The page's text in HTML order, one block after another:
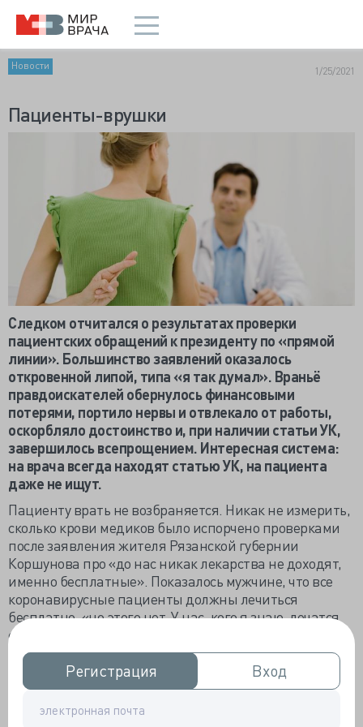
Регистрация
Регистрация Вход
Вход
Новости 1/25/2021
Пациенты-врушки
Следком отчитался о результатах проверки
пациентских обращений к президенту по «прямой
линии». Большинство заявлений оказалось
откровенной липой, типа «я так думал». Враньё
правдоискателей обернулось финансовыми
потерями, портило нервы и отвлекало от работы,
оскорбляло достоинство и, при наличии статьи УК,
завершилось всепрощением. Интересная система:
на врача всегда находят статью УК, на пациента
даже не ищут.
Пациенту врать не возбраняется. Никак не измерить,
сколько крови медиков было испорчено проверками
после заявления жителя Рязанской губернии
Коршунова про «до нас никак лекарства не доходят,
именно бесплатные». Показалось мужчине, что все
коронавирусные пациенты должны лечиться
бесплатно, «но этого нет. У нас, кого я знаю, лечатся
сами. Где деньги?» Следователи выяснили, что
родичи и знакомые жалобщика в стационаре
получали всё необходимое и бесплатно. За наглые
фантазии наказывать не стали, мол, бедолагу бесы
попутали.